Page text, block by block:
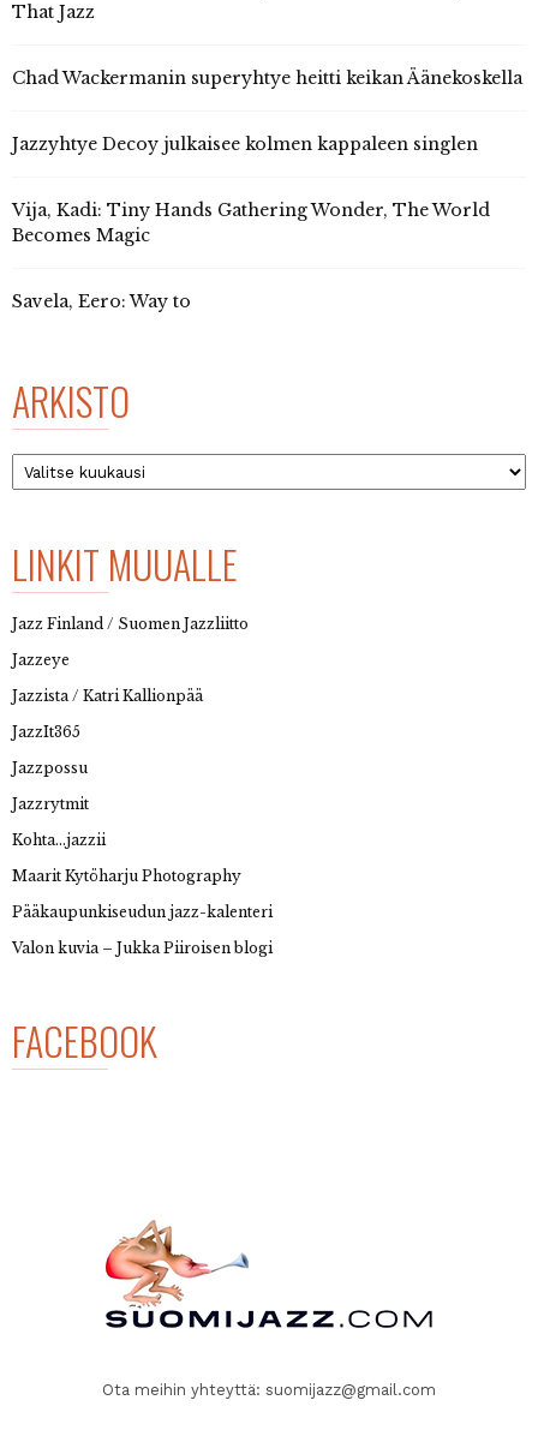
That Jazz
Chad Wackermanin superyhtye heitti keikan Äänekoskella
Jazzyhtye Decoy julkaisee kolmen kappaleen singlen
Vija, Kadi: Tiny Hands Gathering Wonder, The World
Becomes Magic
Savela, Eero: Way to
ARKISTO
Arkisto
LINKIT MUUALLE
Jazz Finland / Suomen Jazzliitto
Jazzeye
Jazzista / Katri Kallionpää
JazzIt365
Jazzpossu
Jazzrytmit
Kohta…jazzii
Maarit Kytöharju Photography
Pääkaupunkiseudun jazz-kalenteri
Valon kuvia – Jukka Piiroisen blogi
FACEBOOK
Ota meihin yhteyttä: suomijazz@gmail.com